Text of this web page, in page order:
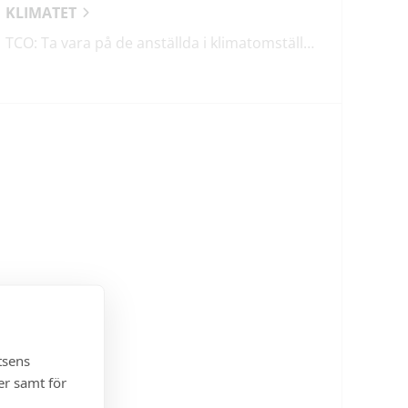
samt för
KLIMATET
TCO: Ta vara på de anställda i klimatomställningen